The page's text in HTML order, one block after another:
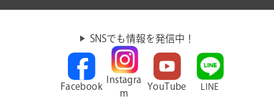
SNSでも情報を発信中！
Facebook
Instagra
m
YouTube LINE